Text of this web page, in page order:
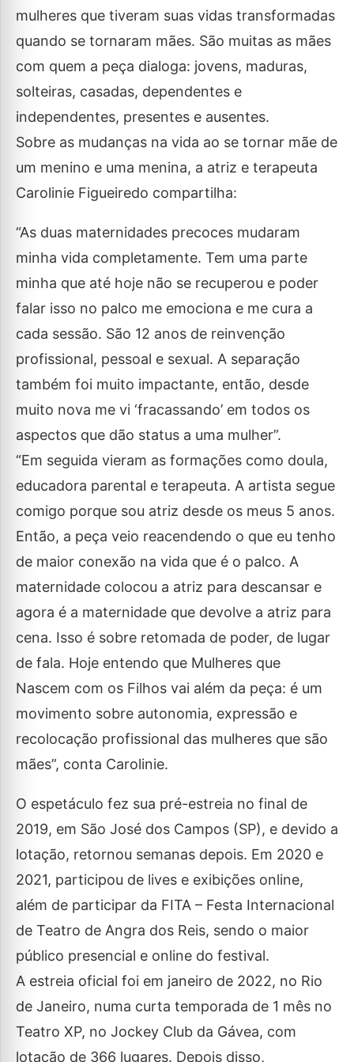
mulheres que tiveram suas vidas transformadas
quando se tornaram mães. São muitas as mães
com quem a peça dialoga: jovens, maduras,
solteiras, casadas, dependentes e
independentes, presentes e ausentes.
Sobre as mudanças na vida ao se tornar mãe de
um menino e uma menina, a atriz e terapeuta
Carolinie Figueiredo compartilha:
“As duas maternidades precoces mudaram
minha vida completamente. Tem uma parte
minha que até hoje não se recuperou e poder
falar isso no palco me emociona e me cura a
cada sessão. São 12 anos de reinvenção
profissional, pessoal e sexual. A separação
também foi muito impactante, então, desde
muito nova me vi ‘fracassando’ em todos os
aspectos que dão status a uma mulher”.
“Em seguida vieram as formações como doula,
educadora parental e terapeuta. A artista segue
comigo porque sou atriz desde os meus 5 anos.
Então, a peça veio reacendendo o que eu tenho
de maior conexão na vida que é o palco. A
maternidade colocou a atriz para descansar e
agora é a maternidade que devolve a atriz para
cena. Isso é sobre retomada de poder, de lugar
de fala. Hoje entendo que Mulheres que
Nascem com os Filhos vai além da peça: é um
movimento sobre autonomia, expressão e
recolocação profissional das mulheres que são
mães”, conta Carolinie.
O espetáculo fez sua pré-estreia no final de
2019, em São José dos Campos (SP), e devido a
lotação, retornou semanas depois. Em 2020 e
2021, participou de lives e exibições online,
além de participar da FITA – Festa Internacional
de Teatro de Angra dos Reis, sendo o maior
público presencial e online do festival.
A estreia oficial foi em janeiro de 2022, no Rio
de Janeiro, numa curta temporada de 1 mês no
Teatro XP, no Jockey Club da Gávea, com
lotação de 366 lugares. Depois disso,